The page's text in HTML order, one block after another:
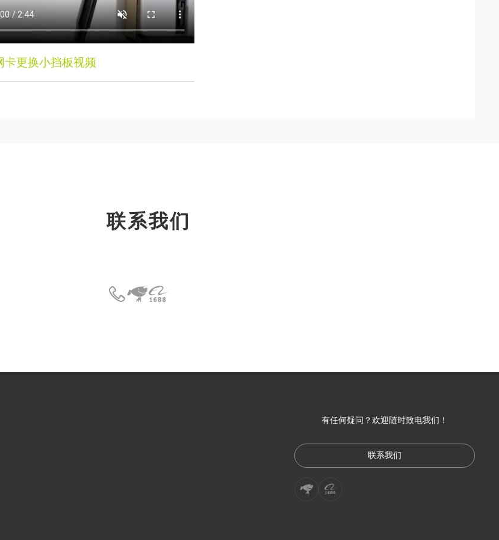
卡更换小挡板视频
联系我们
有任何疑问？欢迎随时致电我们！
联系我们